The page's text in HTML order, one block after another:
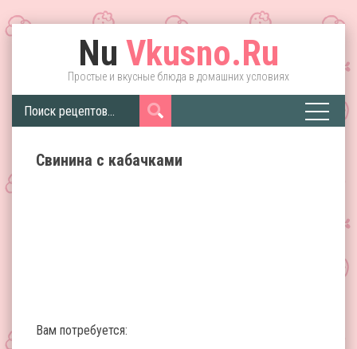
Nu Vkusno.Ru
Простые и вкусные блюда в домашних условиях
Свинина с кабачками
Вам потребуется: